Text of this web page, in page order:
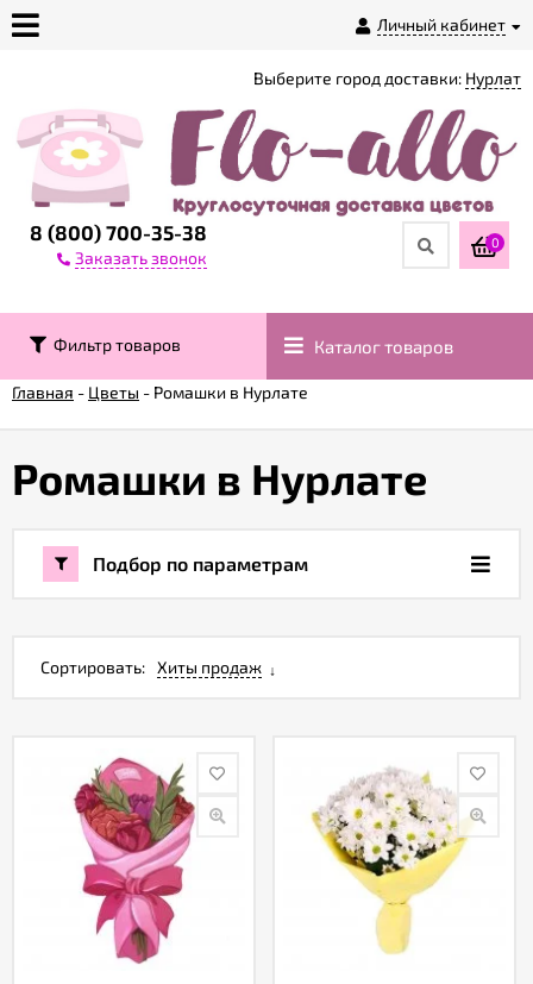
Личный кабинет
магазине
Доставка
Контакты
Как
Вопрос-
Публичная
8 (800) 700-35-38
Заказать звонок
Выберите город доставки: Нурлат
0
Фильтр товаров Каталог товаров
Главная - Цветы - Ромашки в Нурлате
Ромашки в Нурлате
Подбор по параметрам
Сортировать: Хиты продаж